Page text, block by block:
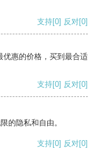
支持[0] 反对[0]
优惠的价格，买到最合适
支持[0] 反对[0]
的隐私和自由。
支持[0] 反对[0]